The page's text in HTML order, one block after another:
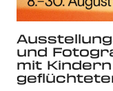
und
mit